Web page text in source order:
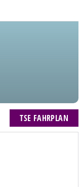
TSE FAHRPLAN